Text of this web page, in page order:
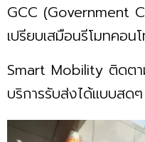
GCC (Government
เปรียบเสมือนรีโมทคอน
Smart Mobility ติดตา
บริการรับส่งได้แบบสด